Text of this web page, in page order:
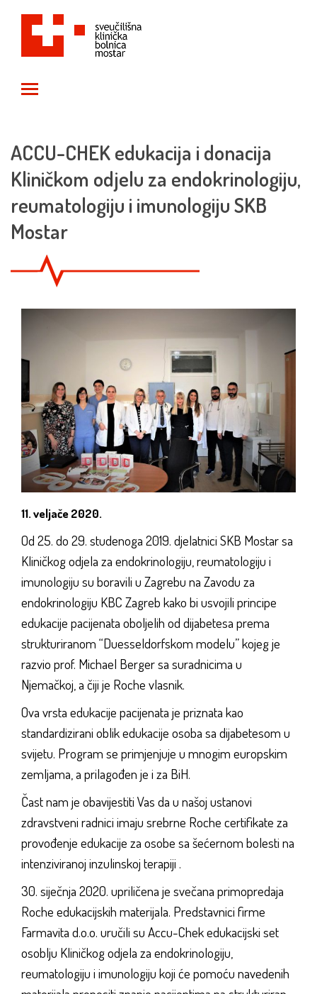
ACCU-CHEK edukacija i donacija
Kliničkom odjelu za endokrinologiju,
reumatologiju i imunologiju SKB
Mostar
11. veljače 2020.
Od 25. do 29. studenoga 2019. djelatnici SKB Mostar sa
Kliničkog odjela za endokrinologiju, reumatologiju i
imunologiju su boravili u Zagrebu na Zavodu za
endokrinologiju KBC Zagreb kako bi usvojili principe
edukacije pacijenata oboljelih od dijabetesa prema
strukturiranom “Duesseldorfskom modelu” kojeg je
razvio prof. Michael Berger sa suradnicima u
Njemačkoj, a čiji je Roche vlasnik.
Ova vrsta edukacije pacijenata je priznata kao
standardizirani oblik edukacije osoba sa dijabetesom u
svijetu. Program se primjenjuje u mnogim europskim
zemljama, a prilagođen je i za BiH.
Čast nam je obavijestiti Vas da u našoj ustanovi
zdravstveni radnici imaju srebrne Roche certifikate za
provođenje edukacije za osobe sa šećernom bolesti na
intenziviranoj inzulinskoj terapiji .
30. siječnja 2020. upriličena je svečana primopredaja
Roche edukacijskih materijala. Predstavnici firme
Farmavita d.o.o. uručili su Accu-Chek edukacijski set
osoblju Kliničkog odjela za endokrinologiju,
reumatologiju i imunologiju koji će pomoću navedenih